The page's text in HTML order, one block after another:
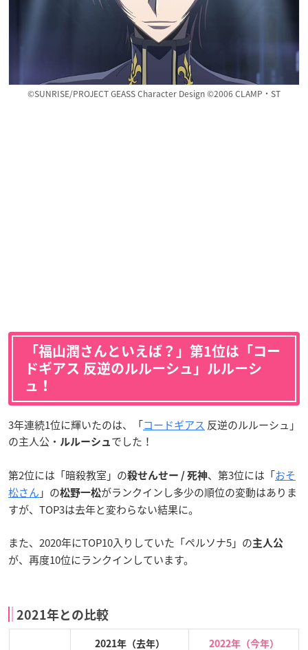
©SUNRISE/PROJECT GEASS Character Design ©2006 CLAMP・ST
「福山潤さんといえば？」第1位は「コー
ドギアス 反逆のルルーシュ」ルルーシ
ュ！
3年連続1位に輝いたのは、「コードギアス 反逆のルルーシュ」
の主人公・ ルルーシュ でした！
第2位には「暗殺教室」の殺せんせー / 死神、第3位には「おそ
松さん 」の松野一松がランクインし多少の順位の変動はありま
すが、TOP3は去年と変わらない結果に。
また、2020年にTOP10入りしていた「ペルソナ5」の主人公
が、再度10位にランクインしています。
2021年との比較
2021年（去年） 2022年（今年）